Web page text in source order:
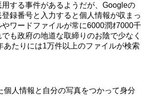
用する事件があるようだが、Googleの
録番号と入力すると個人情報が収まっ
ワードファイルが常に6000潤ｵ7000千
も政府の地道な取締りのお陰で少なく
あたりには1万件以上のファイルが検索
人情報と自分の写真をつかって身分